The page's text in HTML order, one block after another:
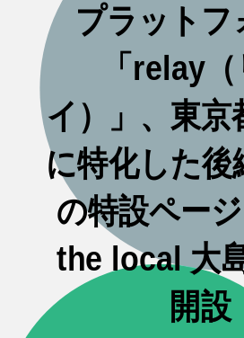
プラットフ
「relay
イ）」、東京
に特化した後
の特設ペー
the local 大
開設